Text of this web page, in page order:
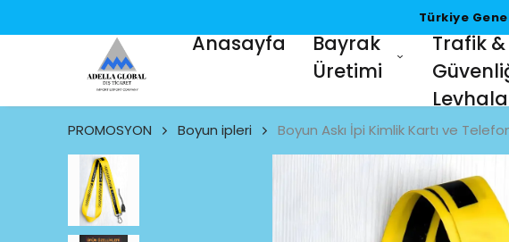
Türkiye
Anasayfa
Bayrak
Üretimi
Trafik &
PROMOSYON Boyun ipleri Boyun Askı İpi Kimlik Kartı ve